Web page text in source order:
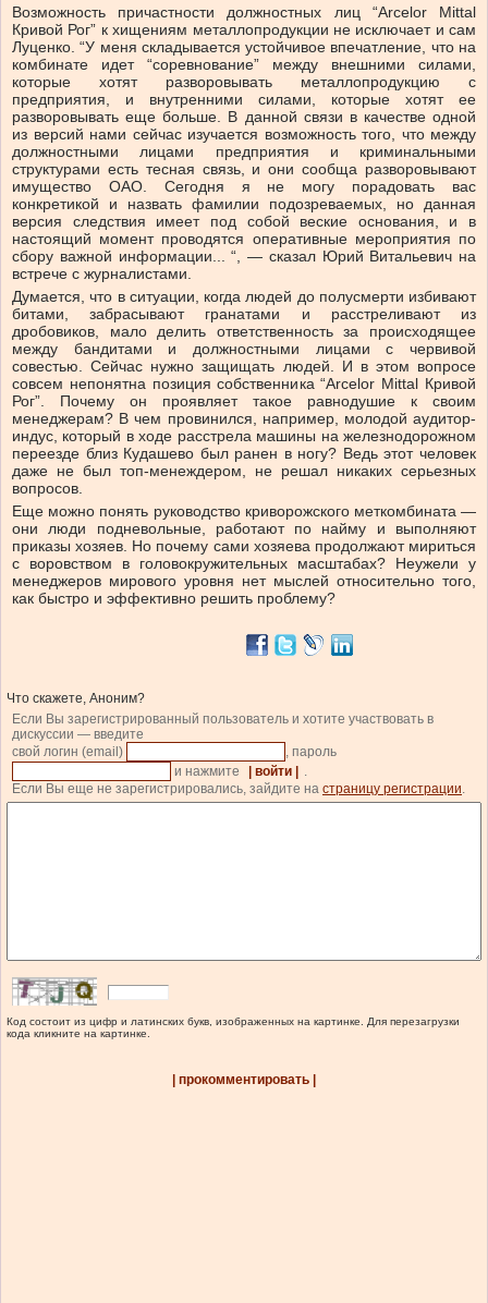
Возможность причастности должностных лиц “Arcelor Mittal
Кривой Рог” к хищениям металлопродукции не исключает и сам
Луценко. “У меня складывается устойчивое впечатление, что на
комбинате идет “соревнование” между внешними силами,
которые хотят разворовывать металлопродукцию с
предприятия, и внутренними силами, которые хотят ее
разворовывать еще больше. В данной связи в качестве одной
из версий нами сейчас изучается возможность того, что между
должностными лицами предприятия и криминальными
структурами есть тесная связь, и они сообща разворовывают
имущество ОАО. Сегодня я не могу порадовать вас
конкретикой и назвать фамилии подозреваемых, но данная
версия следствия имеет под собой веские основания, и в
настоящий момент проводятся оперативные мероприятия по
сбору важной информации... “, — сказал Юрий Витальевич на
встрече с журналистами.
Думается, что в ситуации, когда людей до полусмерти избивают
битами, забрасывают гранатами и расстреливают из
дробовиков, мало делить ответственность за происходящее
между бандитами и должностными лицами с червивой
совестью. Сейчас нужно защищать людей. И в этом вопросе
совсем непонятна позиция собственника “Arcelor Mittal Кривой
Рог”. Почему он проявляет такое равнодушие к своим
менеджерам? В чем провинился, например, молодой аудитор-
индус, который в ходе расстрела машины на железнодорожном
переезде близ Кудашево был ранен в ногу? Ведь этот человек
даже не был топ-менеждером, не решал никаких серьезных
вопросов.
Еще можно понять руководство криворожского меткомбината —
они люди подневольные, работают по найму и выполняют
приказы хозяев. Но почему сами хозяева продолжают мириться
с воровством в головокружительных масштабах? Неужели у
менеджеров мирового уровня нет мыслей относительно того,
как быстро и эффективно решить проблему?
Что скажете, Аноним?
Если Вы зарегистрированный пользователь и хотите участвовать в
дискуссии — введите
свой логин (email)
, пароль
и нажмите
| войти |
.
Если Вы еще не зарегистрировались, зайдите на страницу регистрации.
Код состоит из цифр и латинских букв, изображенных на картинке. Для перезагрузки
кода кликните на картинке.
| прокомментировать |